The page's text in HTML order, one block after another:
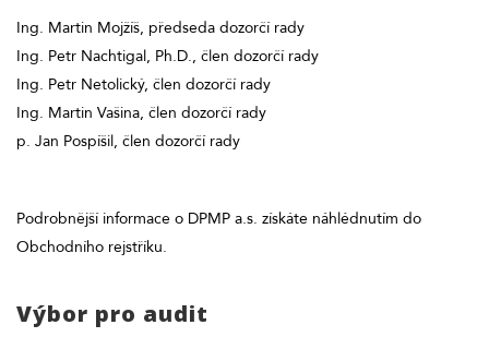
Ing. Martin Mojžíš, předseda dozorčí rady
Ing. Petr Nachtigal, Ph.D., člen dozorčí rady
Ing. Petr Netolický, člen dozorčí rady
Ing. Martin Vašina, člen dozorčí rady
p. Jan Pospíšil, člen dozorčí rady
Podrobnější informace o DPMP a.s. získáte náhlédnutím do
Obchodního rejstříku.
Výbor pro audit